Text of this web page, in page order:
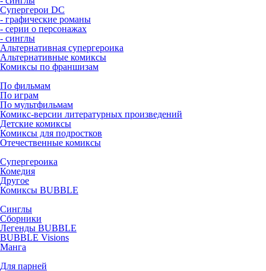
Супергерои DC
- графические романы
- серии о персонажах
- синглы
Альтернативная супергероика
Альтернативные комиксы
Комиксы по франшизам
По фильмам
По играм
По мультфильмам
Комикс-версии литературных произведений
Детские комиксы
Комиксы для подростков
Отечественные комиксы
Супергероика
Комедия
Другое
Комиксы BUBBLE
Синглы
Сборники
Легенды BUBBLE
BUBBLE Visions
Манга
Для парней